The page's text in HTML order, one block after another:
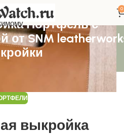
0
Портфель с
от SNM
выкройка